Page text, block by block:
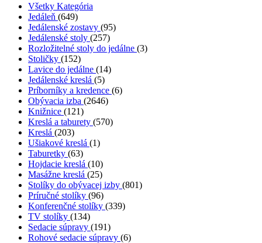
Všetky Kategória
Jedáleň (649)
Jedálenské zostavy (95)
Jedálenské stoly (257)
Rozložitelné stoly do jedálne (3)
Stoličky (152)
Lavice do jedálne (14)
Jedálenské kreslá (5)
Príborníky a kredence (6)
Obývacia izba (2646)
Knižnice (121)
Kreslá a taburety (570)
Kreslá (203)
Ušiakové kreslá (1)
Taburetky (63)
Hojdacie kreslá (10)
Masážne kreslá (25)
Stolíky do obývacej izby (801)
Príručné stolíky (96)
Konferenčné stolíky (339)
TV stolíky (134)
Sedacie súpravy (191)
Rohové sedacie súpravy (6)